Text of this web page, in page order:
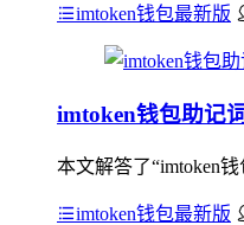
imtoken钱包最新版
imtoken钱包助记
本文解答了“imtoken
imtoken钱包最新版